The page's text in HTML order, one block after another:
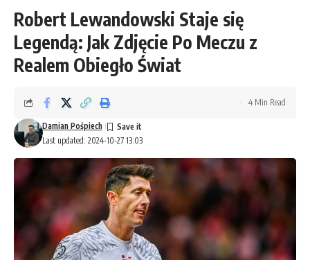
Robert Lewandowski Staje się
Legendą: Jak Zdjęcie Po Meczu z
Realem Obiegło Świat
Last updated: 2024-10-27 13:03
Damian Pośpiech
4 Min Read